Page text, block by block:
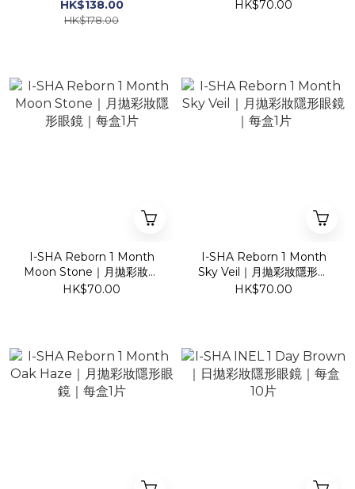
HK$138.00
HK$178.00
HK$70.00
I-SHA Reborn 1 Month
Moon Stone｜月拋彩妝隱
形眼鏡｜每盒1片
HK$70.00
I-SHA Reborn 1 Month
Sky Veil｜月拋彩妝隱形眼
鏡｜每盒1片
HK$70.00